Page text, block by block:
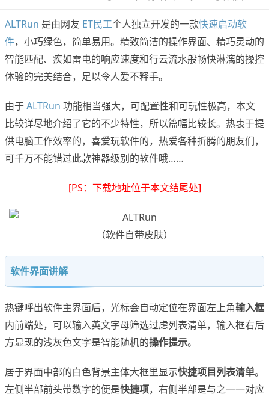
ALTRun 是由网友 ET民工个人独立开发的一款快速启动软
件，小巧绿色，简单易用。精致简洁的操作界面、精巧灵动的
智能匹配、疾如雷电的响应速度和行云流水般畅快淋漓的操控
体验的完美结合，足以令人爱不释手。
由于ALTRun 功能相当强大，可配置性和可玩性极高，本文
比较详尽地介绍了它的不少特性，所以篇幅比较长。热衷于提
供电脑工作效率的，喜爱玩软件的，热爱各种折腾的朋友们，
可千万不能错过此款神器级别的软件哦……
[PS：下载地址位于本文结尾处]
（软件自带皮肤）
软件界面讲解
热键呼出软件主界面后，光标会自动定位在界面左上角输入框
内前端处，可以输入英文字母筛选过虑列表清单，输入框右后
方显现的浅灰色文字是智能随机的操作提示。
居于界面中部的白色背景主体大框里显示快捷项目列表清单。
左侧半部前头带数字的便是快捷项，右侧半部是与之一一对应